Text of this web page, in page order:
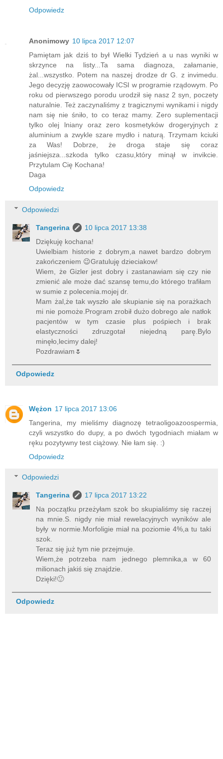
Odpowiedz
Anonimowy 10 lipca 2017 12:07
Pamiętam jak dziś to był Wielki Tydzień a u nas wyniki w
skrzynce na listy...Ta sama diagnoza, załamanie,
żal...wszystko. Potem na naszej drodze dr G. z invimedu.
Jego decyzję zaowocowały ICSI w programie rządowym. Po
roku od pierwszego porodu urodził się nasz 2 syn, poczety
naturalnie. Też zaczynaliśmy z tragicznymi wynikami i nigdy
nam się nie śniło, to co teraz mamy. Zero suplementacji
tylko olej lniany oraz zero kosmetyków drogeryjnych z
aluminium a zwykle szare mydło i naturą. Trzymam kciuki
za Was! Dobrze, że droga staje się coraz
jaśniejsza...szkoda tylko czasu,który minął w invikcie.
Przytulam Cię Kochana!
Daga
Odpowiedz
Odpowiedzi
Tangerina
10 lipca 2017 13:38
Dziękuję kochana!
Uwielbiam historie z dobrym,a nawet bardzo dobrym
zakończeniem 😉Gratuluję dzieciakow!
Wiem, że Gizler jest dobry i zastanawiam się czy nie
zmienić ale może dać szansę temu,do którego trafiłam
w sumie z polecenia.mojej dr.
Mam żal,że tak wyszło ale skupianie się na porażkach
mi nie pomoże.Program zrobił dużo dobrego ale natłok
pacjentów w tym czasie plus pośpiech i brak
elastyczności zdruzgotał niejedną parę.Bylo
minęło,lecimy dalej!
Pozdrawiam🌷
Odpowiedz
Wężon 17 lipca 2017 13:06
Tangerina, my mieliśmy diagnozę tetraoligoazoospermia,
czyli wszystko do dupy, a po dwóch tygodniach miałam w
ręku pozytywny test ciążowy. Nie łam się. :)
Odpowiedz
Odpowiedzi
Tangerina
17 lipca 2017 13:22
Na początku przeżyłam szok bo skupialiśmy się raczej
na mnie.S. nigdy nie miał rewelacyjnych wyników ale
były w normie.Morfoligie miał na poziomie 4%,a tu taki
szok.
Teraz się już tym nie przejmuje.
Wiem,że potrzeba nam jednego plemnika,a w 60
milionach jakiś się znajdzie.
Dzięki!🙂
Odpowiedz